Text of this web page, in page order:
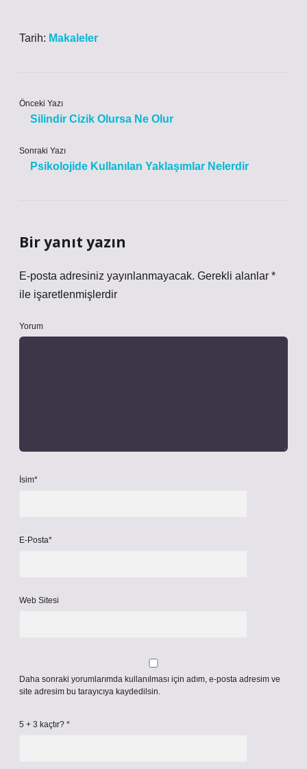
Tarih: Makaleler
Önceki Yazı
Silindir Cizik Olursa Ne Olur
Sonraki Yazı
Psikolojide Kullanılan Yaklaşımlar Nelerdir
Bir yanıt yazın
E-posta adresiniz yayınlanmayacak. Gerekli alanlar *
ile işaretlenmişlerdir
Yorum
İsim*
E-Posta*
Web Sitesi
Daha sonraki yorumlarımda kullanılması için adım, e-posta adresim ve
site adresim bu tarayıcıya kaydedilsin.
5 + 3 kaçtır? *